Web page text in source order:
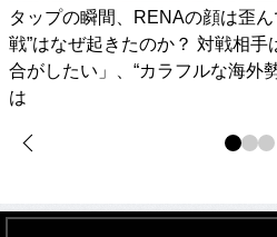
タップの瞬間、RENAの顔は歪
戦”はなぜ起きたのか？ 対戦相手
合がしたい」、“カラフルな海外
は